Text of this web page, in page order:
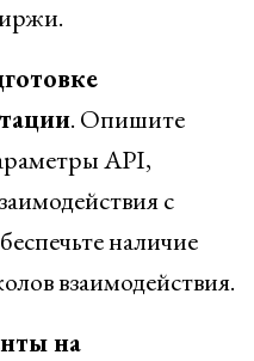
. Опишите
API,
с
наличие
взаимодействия.
на